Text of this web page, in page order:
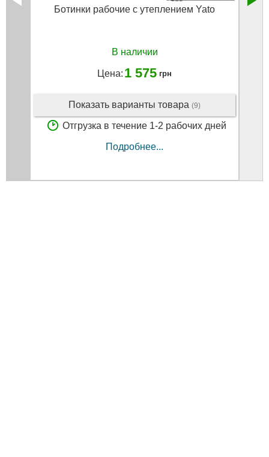
Ботинки рабочие с утеплением Yato
В наличии
Цена: 1 575 грн
Показать варианты товара (9)
Отгрузка в течение 1-2 рабочих дней
Подробнее...